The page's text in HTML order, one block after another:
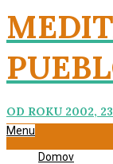
Skip
to
content
OD ROKU 2002,
Primary
Menu
Domov